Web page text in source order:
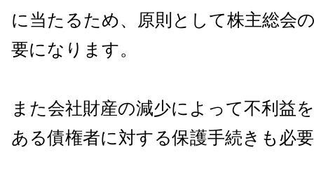
に当たるため、原則として株主総会
要になります。
また会社財産の減少によって不利益
ある債権者に対する保護手続きも必